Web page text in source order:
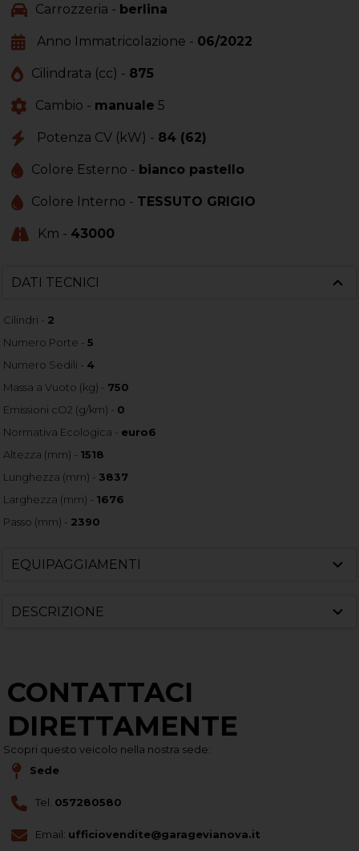
Carrozzeria - berlina
Anno Immatricolazione - 06/2022
Cilindrata (cc) - 875
Cambio - manuale 5
Potenza CV (kW) - 84 (62)
Colore Esterno - bianco pastello
Colore Interno - TESSUTO GRIGIO
Km - 43000
DATI TECNICI
Cilindri - 2
Numero Porte -5
Numero Sedili - 4
Massa a Vuoto (kg) - 750
Emissioni cO2 (g/km) - 0
Normativa Ecologica - euro6
Altezza (mm) - 1518
Lunghezza (mm) - 3837
Larghezza (mm) - 1676
Passo (mm) - 2390
EQUIPAGGIAMENTI
DESCRIZIONE
CONTATTACI
DIRETTAMENTE
Scopri questo veicolo nella nostra sede:
Sede
Tel. 057280580
Email: ufficiovendite@garagevianova.it